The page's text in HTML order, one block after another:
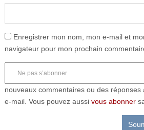
Enregistrer mon nom, mon e-mail et
navigateur pour mon prochain
nouveaux commentaires ou des réponses
e-mail. Vous pouvez aussi vous abonner